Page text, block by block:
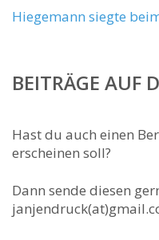
Hiegemann siegte
BEITRÄGE AUF
Hast du auch einen
erscheinen soll?
Dann sende diesen